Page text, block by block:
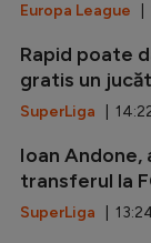
Europa League |
Rapid poate
gratis un
SuperLiga |
Ioan Andone,
transferul la
SuperLiga |